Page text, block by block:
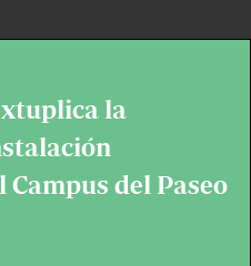
la
del Paseo